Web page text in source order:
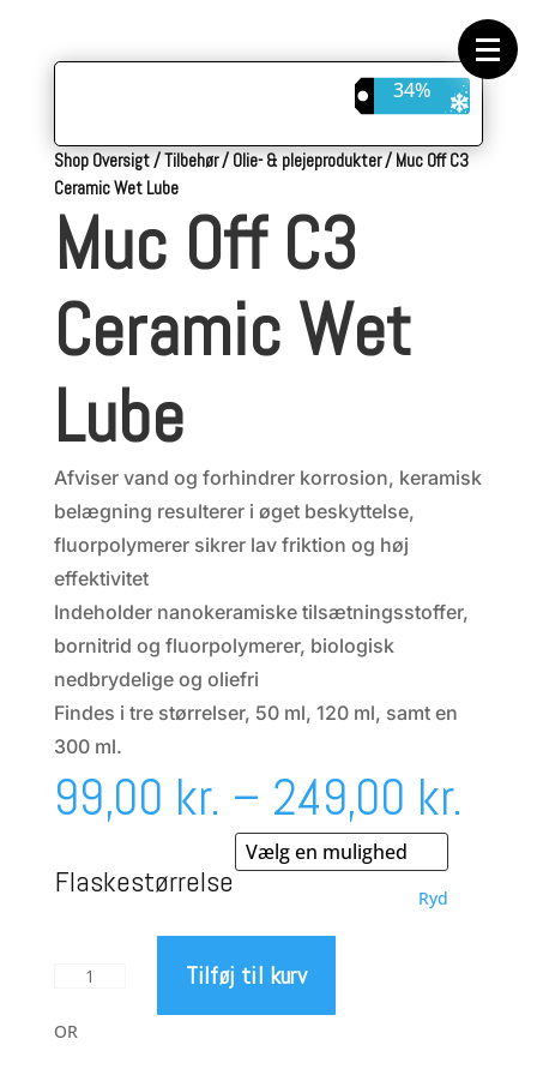
Komponenter
Tilbehør
Wattmålere
34%
Shop Oversigt/Tilbehør/Olie- & plejeprodukter/Muc Off C3
Ceramic Wet Lube
Muc Off C3
Ceramic Wet
Lube
Afviser vand og forhindrer korrosion, keramisk
belægning resulterer i øget beskyttelse,
fluorpolymerer sikrer lav friktion og høj
effektivitet
Indeholder nanokeramiske tilsætningsstoffer,
bornitrid og fluorpolymerer, biologisk
nedbrydelige og oliefri
Findes i tre størrelser, 50 ml, 120 ml, samt en
300 ml.
99,00 kr. – 249,00 kr.
Flaskestørrelse Ryd
Muc
C3
Tilføj til kurv
OR